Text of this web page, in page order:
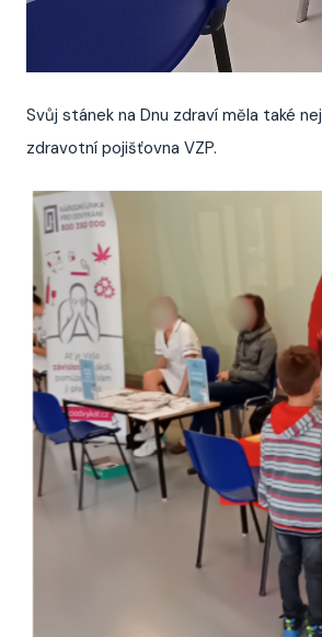
Svůj stánek na Dnu zdraví měla také
zdravotní pojišťovna VZP.